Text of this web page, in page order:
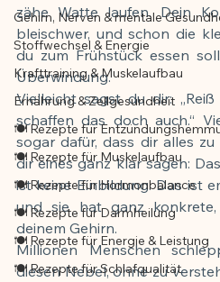
Gehirn, Nerven & mentale
Stoffwechsel & Energie
Krafttraining & Muskelaufbau
Ernährung & Zellgesundheit
🍽️ Rezepte für
🍽️ Rezepte für Muskelaufbau
🍽️ Rezepte für Hormonbalance
🍽️ Rezepte für Darmheilung
🍽️ Rezepte für Energie & Leistung
🍽️ Rezepte für Schlafqualität
zähe Watte laufen. Dein
bleischwer, und schon die
du zum Frühstück essen
Überwindung.
Vielleicht sagst du dir:
schaffen das doch auch.“
sogar dafür, dass dir alles
dir eines ganz klar sagen:
ist keine Einbildung. Das ist
und sie hat ganz
deinem Gehirn.
Millionen Menschen
diesen Nebel, ohne zu